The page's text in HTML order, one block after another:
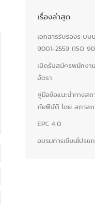
เรื่องล่าสุด
เอกสารรับรองระบ
9001-2559 (ISO
เปิดรับสมัครพนักงา
อัตรา
คู่มือข้อแนะนำทางส
ภัยพิบัติ โดย สภาส
EPC 4.0
อบรมการเขียนโปร